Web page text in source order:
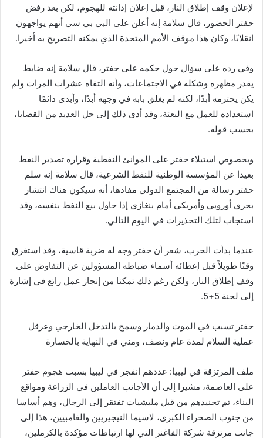
لإعلان وقف إطلاق النار، قبل إعلان إدانته للهجوم، لكن بعد رفض
حفتر الحضور، قال سلامة إنه أعلن على البي بي سي أنهم يواجهون
انقلابًا، وكان هذا موقف الأمم المتحدة الذي يمكنه التصريح به أخيرا.
وفي رده على سؤال حول حكمه على حفتر، قال سلامة إنه ضابط
يقدر مظهره وشكله في الاجتماعات، وأنه التقاه عشرات المرات ولم
يكن يحترمه أبدًا، لكنه لم يغلق بابه في وجهه أبدًا، وأبدى دائمًا
استعداده للعمل مع البعثة، وقد أدى ذلك إلى حل العديد من القضايا،
بحسب قوله.
وبخصوص استيلاء حفتر على الموانئ النفطية وقراره تصدير النفط
بعيدا عن المؤسسة الوطنية للنفط الشرعية، قال سلامة إنه سلم
حفتر رسالة من المجتمع الدولي مفادها، أنه سيكون هناك انتشار
بحري أوروبي وأمريكي أمام بنغازي إذا حاول بيع النفط بنفسه، وقد
استجاب لتلك التحذيرات في اليوم التالي.
عندما بدأت الحرب، شعر أن حفتر وجه له ضربة قاسية، وقد استغرق
وقتًا طويلاً قبل إعطائه أسماء ضباطه المسؤولين عن التفاوض على
وقف إطلاق النار، ولكن رغم ذلك تمكنا من إنجاز عمل رائع في إشارة
إلى لجنة 5+5.
حفتر تسبب في الموت والدمار وسمح بالتدخل الخارجي وعرقل
عملية السلام لمدة عام ونصف، ومني في النهاية بالخسارة
ملف المرتزقة في ليبيا: عددهم انفجر في ليبيا بسبب هجوم حفتر
على العاصمة، مشيرا إلى أن الأجانب العاملين في الزراعة ومواقع
البناء، تم تجنيدهم من قبل مليشيات تفتقر إلى الرجال، وهم أساسا
من جنوب الصحراء الكبرى، لاسيما النيجيريين والغامبيين، هذا إلى
جانب مرتزقة شركة الفاغنر التي لها ارتباطات مؤكدة بالكرملين،